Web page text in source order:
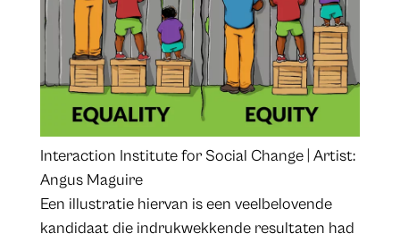
Interaction Institute for Social Change | Artist:
Angus Maguire
Een illustratie hiervan is een veelbelovende
kandidaat die indrukwekkende resultaten had